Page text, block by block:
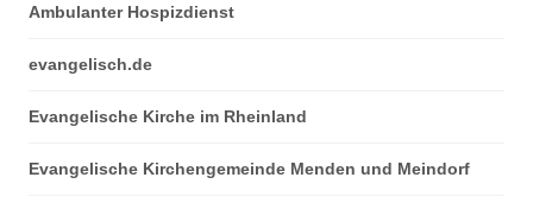
Ambulanter Hospizdienst
evangelisch.de
Evangelische Kirche im Rheinland
Evangelische Kirchengemeinde Menden und Meindorf